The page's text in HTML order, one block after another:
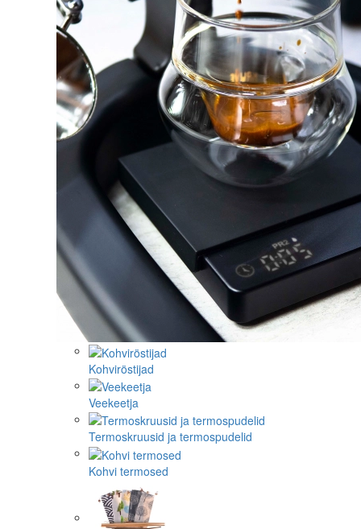
Kohviröstijad
Veekeetja
Termoskruusid ja termospudelid
Kohvi termosed